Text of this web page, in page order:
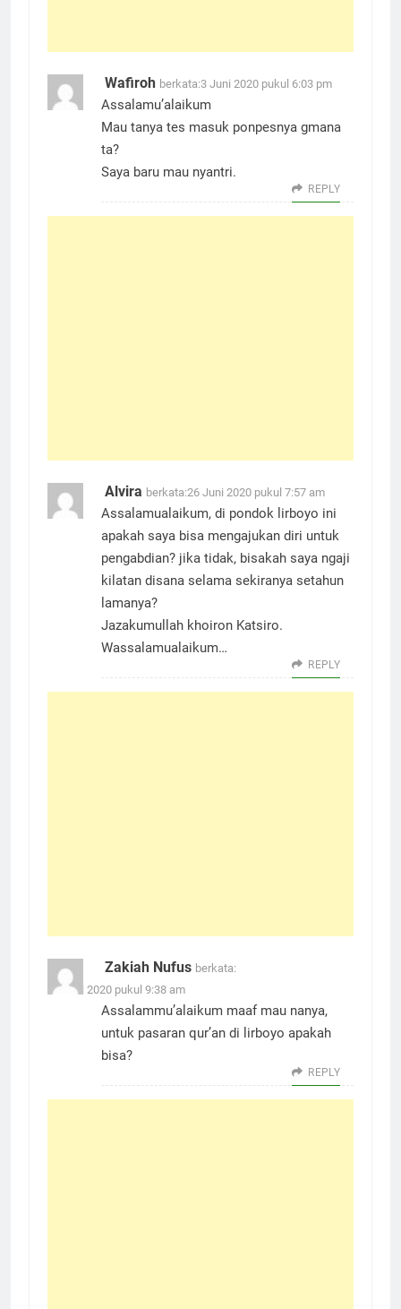
Wafiroh berkata:3 Juni 2020 pukul 6:03 pm
Assalamu’alaikum
Mau tanya tes masuk ponpesnya gmana
ta?
Saya baru mau nyantri.
REPLY
Alvira berkata:26 Juni 2020 pukul 7:57 am
Assalamualaikum, di pondok lirboyo ini
apakah saya bisa mengajukan diri untuk
pengabdian? jika tidak, bisakah saya ngaji
kilatan disana selama sekiranya setahun
lamanya?
Jazakumullah khoiron Katsiro.
Wassalamualaikum…
REPLY
Zakiah Nufus berkata:
26 Juni 2020 pukul 9:38 am
Assalammu’alaikum maaf mau nanya,
untuk pasaran qur’an di lirboyo apakah
bisa?
REPLY